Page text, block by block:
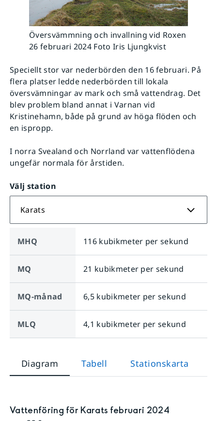
Översvämmning och invallning vid Roxen
26 februari 2024 Foto Iris Ljungkvist
Speciellt stor var nederbörden den 16 februari. På
flera platser ledde nederbörden till lokala
översvämningar av mark och små vattendrag. Det
blev problem bland annat i Varnan vid
Kristinehamn, både på grund av höga flöden och
en ispropp.
I norra Svealand och Norrland var vattenflödena
ungefär normala för årstiden.
Välj station
Karats
MHQ 116 kubikmeter per sekund
MQ 21 kubikmeter per sekund
MQ-månad 6,5 kubikmeter per sekund
MLQ 4,1 kubikmeter per sekund
Diagram Tabell Stationskarta
Vattenföring för Karats februari 2024